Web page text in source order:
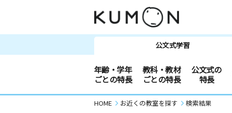
公文式学習
年齢・学年
ごとの特長
教科・教材
ごとの特長
公文式の
特長
HOME お近くの教室を探す 検索結果